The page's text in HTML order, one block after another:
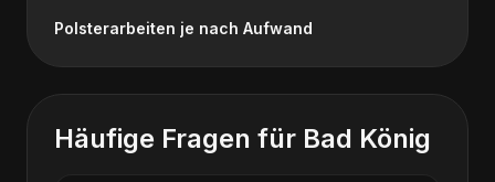
Polsterarbeiten je nach Aufwand
Häufige Fragen für Bad König